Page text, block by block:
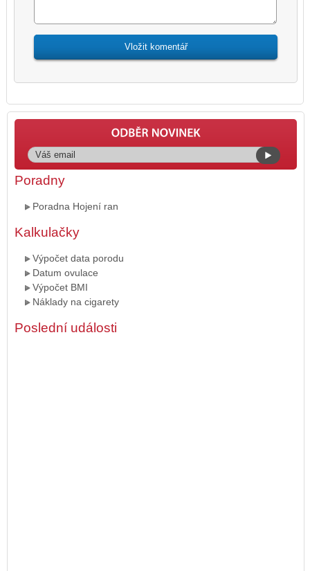
Poradny
Poradna Hojení ran
Kalkulačky
Výpočet data porodu
Datum ovulace
Výpočet BMI
Náklady na cigarety
Poslední události